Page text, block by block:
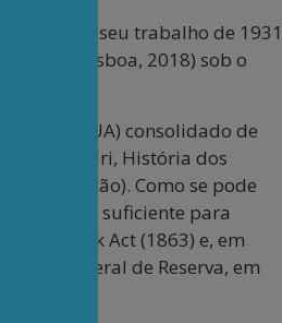
em seu trabalho de 1931
(Lisboa, 2018) sob o
(EUA) consolidado de
Melandri, História dos
2ª edição). Como se pode
interna suficiente para
Bank Act (1863) e, em
Federal de Reserva, em